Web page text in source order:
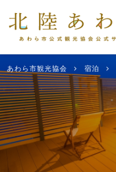
あわら市観光協会 宿泊